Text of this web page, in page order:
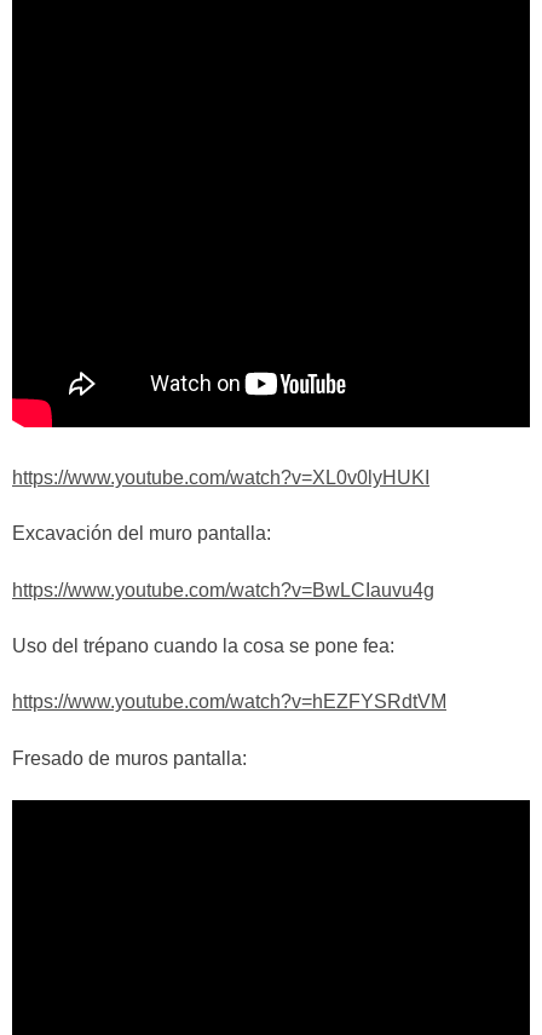
https://www.youtube.com/watch?v=XL0v0lyHUKI
Excavación del muro pantalla:
https://www.youtube.com/watch?v=BwLCIauvu4g
Uso del trépano cuando la cosa se pone fea:
https://www.youtube.com/watch?v=hEZFYSRdtVM
Fresado de muros pantalla: